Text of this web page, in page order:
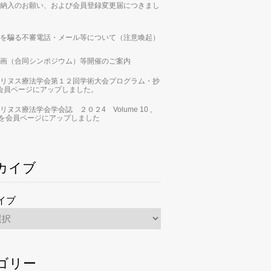
入のお願い、および会員登録変更届につきまし
騙る不審電話・メール等について（注意喚起）
（合同シンポジウム）等開催のご案内
ヌス療法学会第１２回学術大会プログラム・抄
員ページにアップしました。
ヌス療法学会学会誌 ２０２4 Volume 10 ,
会員ページにアップしました
イブ
ブ
リー